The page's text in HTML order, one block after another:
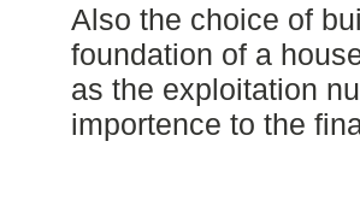
Also the choice of
foundation of a
as the exploitation
importence to the